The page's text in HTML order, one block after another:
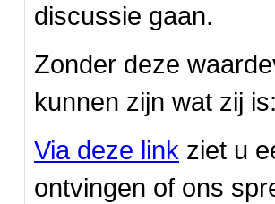
discussie gaan.
Zonder deze
kunnen zijn wat zij
Via deze link ziet u
ontvingen of ons